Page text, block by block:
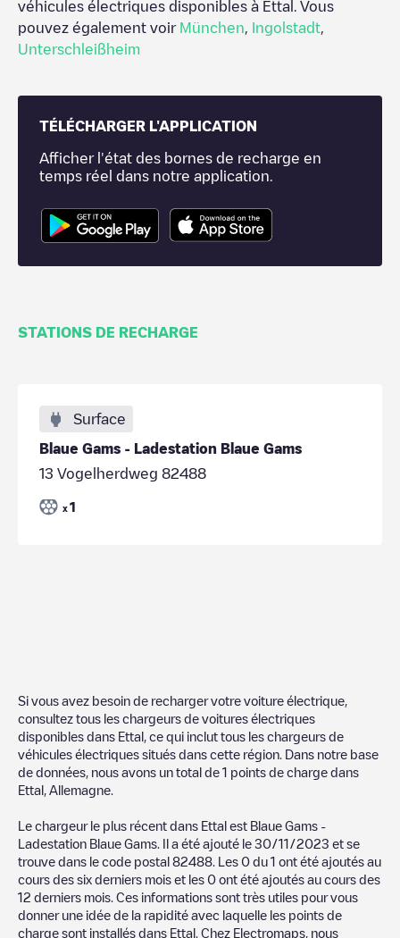
véhicules électriques disponibles à Ettal
. Vous
pouvez également voir München Ingolstadt
Unterschleißheim
TÉLÉCHARGER L'APPLICATION
Afficher l'état des bornes de recharge en
temps réel dans notre application.
STATIONS DE RECHARGE
Surface
Blaue Gams - Ladestation Blaue Gams
13 Vogelherdweg 82488
x 1
Si vous avez besoin de recharger votre voiture électrique,
consultez tous les chargeurs de voitures électriques
disponibles dans Ettal , ce qui inclut tous les chargeurs de
véhicules électriques situés dans cette région. Dans notre base
de données, nous avons un total de 1 points de charge dans
Ettal Allemagne
Le chargeur le plus récent dans Ettal est Blaue Gams -
Ladestation Blaue Gams . Il a été ajouté le 30/11/2023 et se
trouve dans le code postal 82488 . Les 0 du 1 ont été ajoutés au
cours des six derniers mois et les 0 ont été ajoutés au cours des
12 derniers mois. Ces informations sont très utiles pour vous
donner une idée de la rapidité avec laquelle les points de
charge sont installés dans Ettal . Chez Electromaps, nous